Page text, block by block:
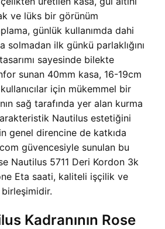
ve lüks bir görünüm
günlük kullanımda dahi
solmadan ilk günkü parlaklığını
sayesinde bilekte
sunan 40mm kasa, 16-19cm
için mükemmel bir
sağ tarafında yer alan kurma
Nautilus estetiğini
genel direncine de katkıda
güvencesiyle sunulan bu
Nautilus 5711 Deri Kordon 3k
Eta saati, kaliteli işçilik ve
Kadranının Rose